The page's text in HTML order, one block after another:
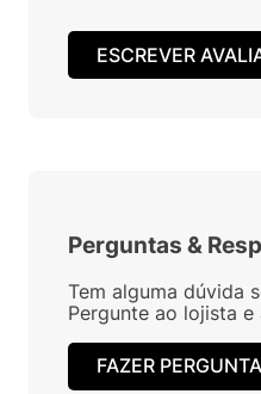
ESCREVER
Perguntas &
Tem alguma dúvida
Pergunte ao lojista
FAZER PERGUNTA